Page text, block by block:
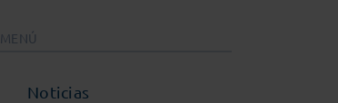
MENÚ
Noticias